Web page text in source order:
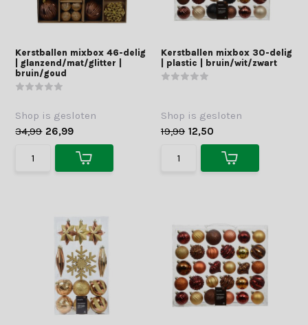
Kerstballen mixbox 46-delig
| glanzend/mat/glitter |
bruin/goud
Shop is gesloten
34,99 26,99
Kerstballen mixbox 30-delig
| plastic | bruin/wit/zwart
Shop is gesloten
19,99 12,50